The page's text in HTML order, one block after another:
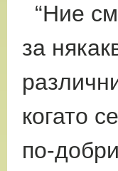
“Ние
за
когато
по-